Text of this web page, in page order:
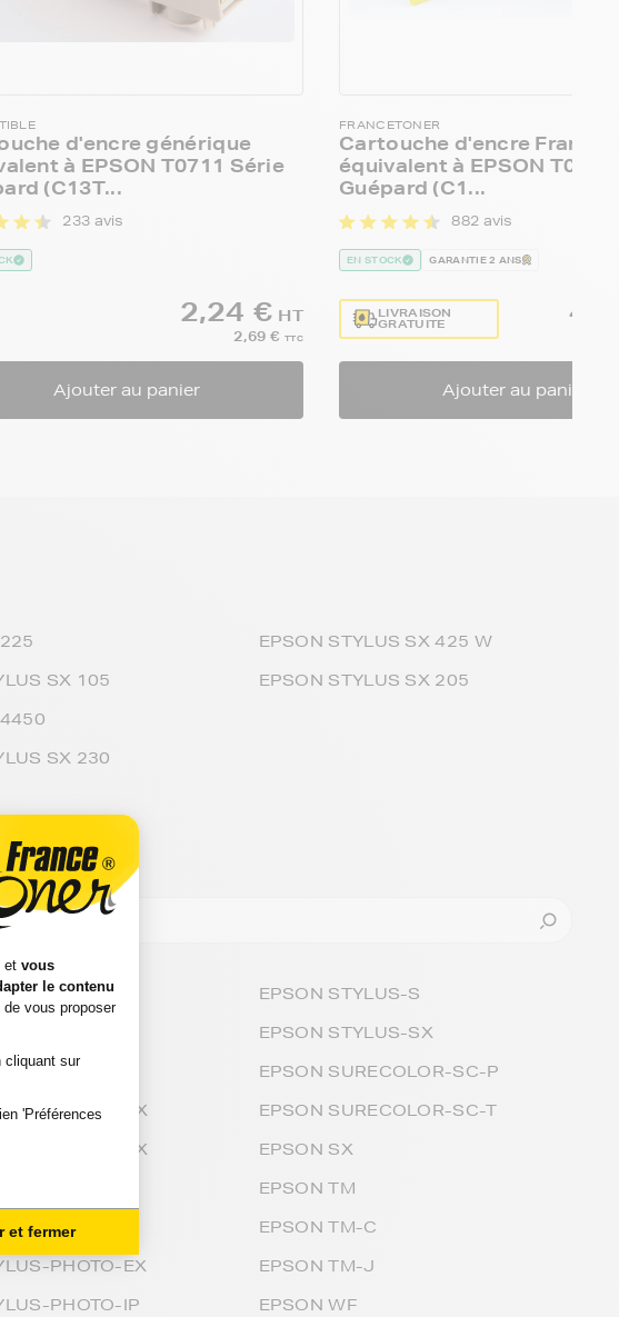
d'encre générique
à EPSON T0711 Série
(C13T...
233 avis
2,24 € HT
2,69 € TTC
Ajouter au panier
FRANCETONER
Cartouche d'encre
équivalent à EPSON
Guépard (C1...
882 avis
EN STOCK GARANTIE 2 ANS
LIVRAISON
GRATUITE
Ajouter au panier
SX 105
SX 230
EPSON STYLUS SX 425 W
EPSON STYLUS SX 205
DX
OFFICE-B
OFFICE-BX
OFFICE-SX
PHOTO
PHOTO-C
PHOTO-EX
PHOTO-IP
EPSON STYLUS-S
EPSON STYLUS-SX
EPSON SURECOLOR-SC-P
EPSON SURECOLOR-SC-T
EPSON SX
EPSON TM
EPSON TM-C
EPSON TM-J
EPSON WF